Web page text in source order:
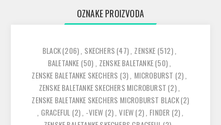
OZNAKE PROIZVODA
BLACK(206), SKECHERS (47), ZENSKE (512),
BALETANKE (50) , ZENSKE BALETANKE(50),
ZENSKE BALETANKE SKECHERS (3), MICROBURST (2),
ZENSKE BALETANKE SKECHERS MICROBURST (2),
ZENSKE BALETANKE SKECHERS MICROBURST BLACK(2)
, GRACEFUL (2), -VIEW (2), VIEW(2), FINDER (2),